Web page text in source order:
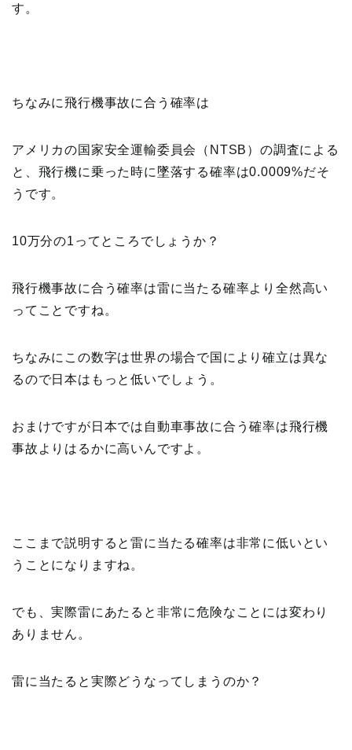
す。
ちなみに飛行機事故に合う確率は
アメリカの国家安全運輸委員会（NTSB）の調査による
と、飛行機に乗った時に墜落する確率は0.0009%だそ
うです。
10万分の1ってところでしょうか？
飛行機事故に合う確率は雷に当たる確率より全然高い
ってことですね。
ちなみにこの数字は世界の場合で国により確立は異な
るので日本はもっと低いでしょう。
おまけですが日本では自動車事故に合う確率は飛行機
事故よりはるかに高いんですよ。
ここまで説明すると雷に当たる確率は非常に低いとい
うことになりますね。
でも、実際雷にあたると非常に危険なことには変わり
ありません。
雷に当たると実際どうなってしまうのか？